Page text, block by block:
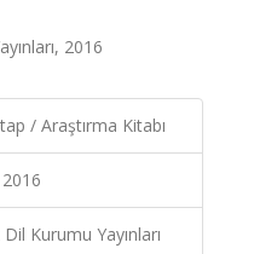
2016
/ Araştırma Kitabı
2016
Kurumu Yayınları